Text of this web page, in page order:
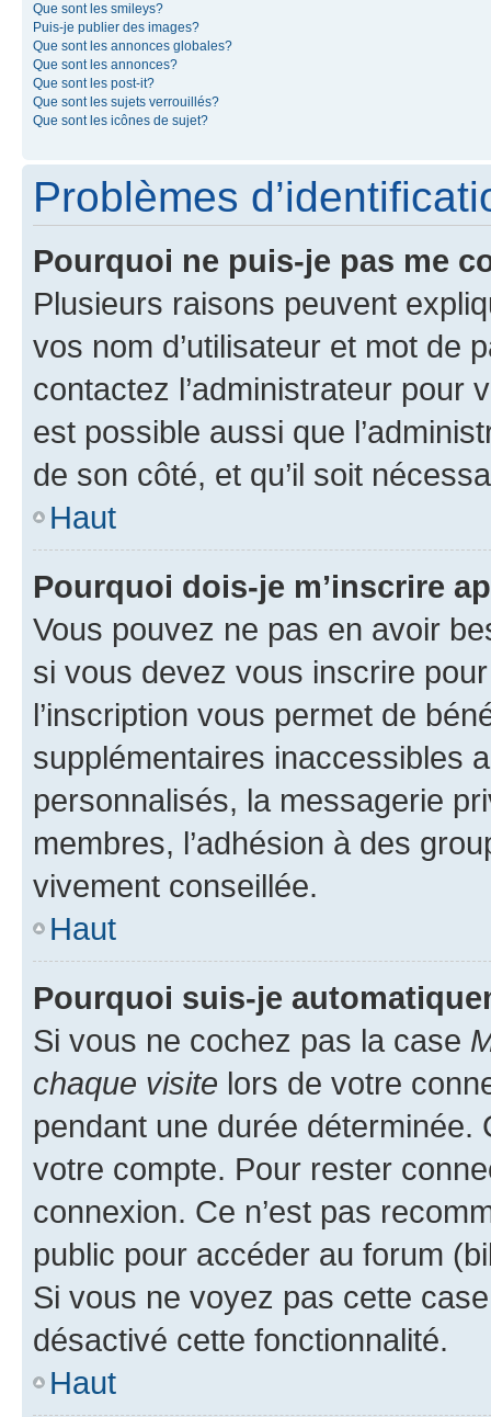
Que sont les smileys?
Puis-je publier des images?
Que sont les annonces globales?
Que sont les annonces?
Que sont les post-it?
Que sont les sujets verrouillés?
Que sont les icônes de sujet?
Problèmes
Pourquoi ne puis-je pas me
Plusieurs raisons peuvent
vos nom d’utilisateur et mot de
contactez l’administrateur pour
est possible aussi que
de son côté, et qu’il soit
Haut
Pourquoi dois-je m’inscrire
Vous pouvez ne pas en avoir
si vous devez vous inscrire
l’inscription vous permet de
supplémentaires inaccessibles
personnalisés, la messagerie
membres, l’adhésion à des
vivement conseillée.
Haut
Pourquoi suis-je
Si vous ne cochez pas la case
chaque visite lors de votre
pendant une durée déterminée.
votre compte. Pour rester
connexion. Ce n’est pas
public pour accéder au forum
Si vous ne voyez pas cette
désactivé cette fonctionnalité.
Haut